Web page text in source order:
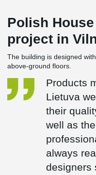
Polish
project in
The building is designed
above-ground floors.
Products
Lietuva
their
well as
always
designers